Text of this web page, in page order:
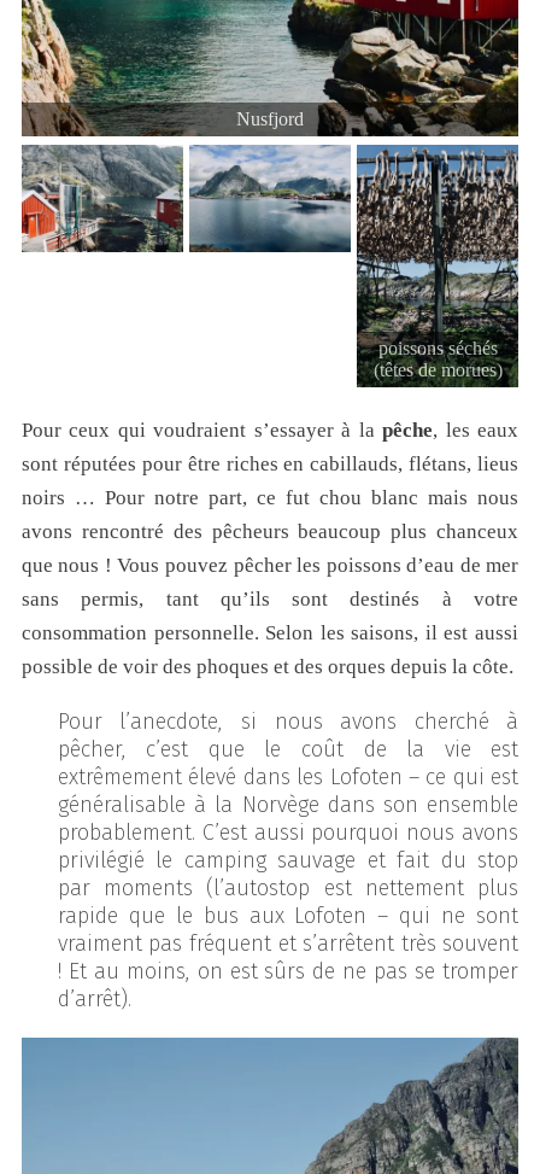
Nusfjord
poissons séchés
(têtes de morues)
Pour ceux qui voudraient s’essayer à lapêche, les eaux
sont réputées pour être riches en cabillauds, flétans, lieus
noirs … Pour notre part, ce fut chou blanc mais nous
avons rencontré des pêcheurs beaucoup plus chanceux
que nous ! Vous pouvez pêcher les poissons d’eau de mer
sans permis, tant qu’ils sont destinés à votre
consommation personnelle. Selon les saisons, il est aussi
possible de voir des phoques et des orques depuis la côte.
Pour l’anecdote, si nous avons cherché à
pêcher, c’est que le coût de la vie est
extrêmement élevé dans les Lofoten – ce qui est
généralisable à la Norvège dans son ensemble
probablement. C’est aussi pourquoi nous avons
privilégié le camping sauvage et fait du stop
par moments (l’autostop est nettement plus
rapide que le bus aux Lofoten – qui ne sont
vraiment pas fréquent et s’arrêtent très souvent
! Et au moins, on est sûrs de ne pas se tromper
d’arrêt).